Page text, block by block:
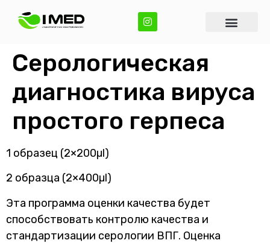
Серологическая
диагностика вируса
простого герпеса
1 образец (2×200µl)
2 образца (2×400µl)
Эта программа оценки качества будет
способствовать контролю качества и
стандартизации серологии ВПГ. Оценка